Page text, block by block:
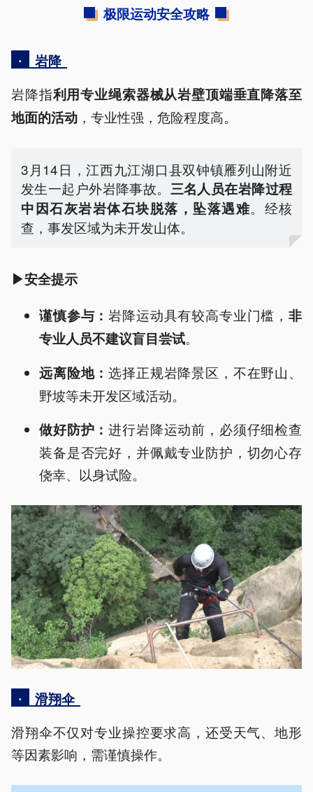
极限运动安全攻略
·
岩降
岩降指利用专业绳索器械从岩壁顶端垂直降落至
地面的活动 ，专业性强，危险程度高。
3月14日，江西九江湖口县双钟镇雁列山附近
发生一起户外岩降事故。 三名人员在岩降过程
中因石灰岩岩体石块脱落，坠落遇难。经核
查，事发区域为未开发山体。
▶安全提示
谨慎参与：岩降运动具有较高专业门槛，非
专业人员不建议盲目尝试。
远离险地：选择正规岩降景区，不在野山、
野坡等未开发区域活动。
做好防护：进行岩降运动前，必须仔细检查
装备是否完好，并佩戴专业防护，切勿心存
侥幸、以身试险。
·
滑翔伞
滑翔伞不仅对专业操控要求高，还受天气、地形
等因素影响，需谨慎操作。